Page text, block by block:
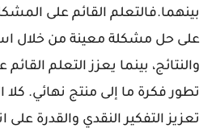
بينهما.فالتعلم القائم على
على حل مشكلة معينة من خلال
والنتائج، بينما يعزز التعلم
تطور فكرة ما إلى منتج نهائي.
تعزيز التفكير النقدي والقدرة على